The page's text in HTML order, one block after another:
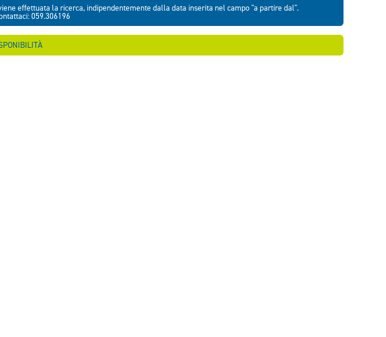
effettuata la ricerca, indipendentemente dalla data inserita nel campo "a partire dal".
059.306196